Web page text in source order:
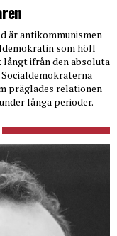
är antikommunismen
som höll
långt ifrån den absoluta
präglades relationen
långa perioder.